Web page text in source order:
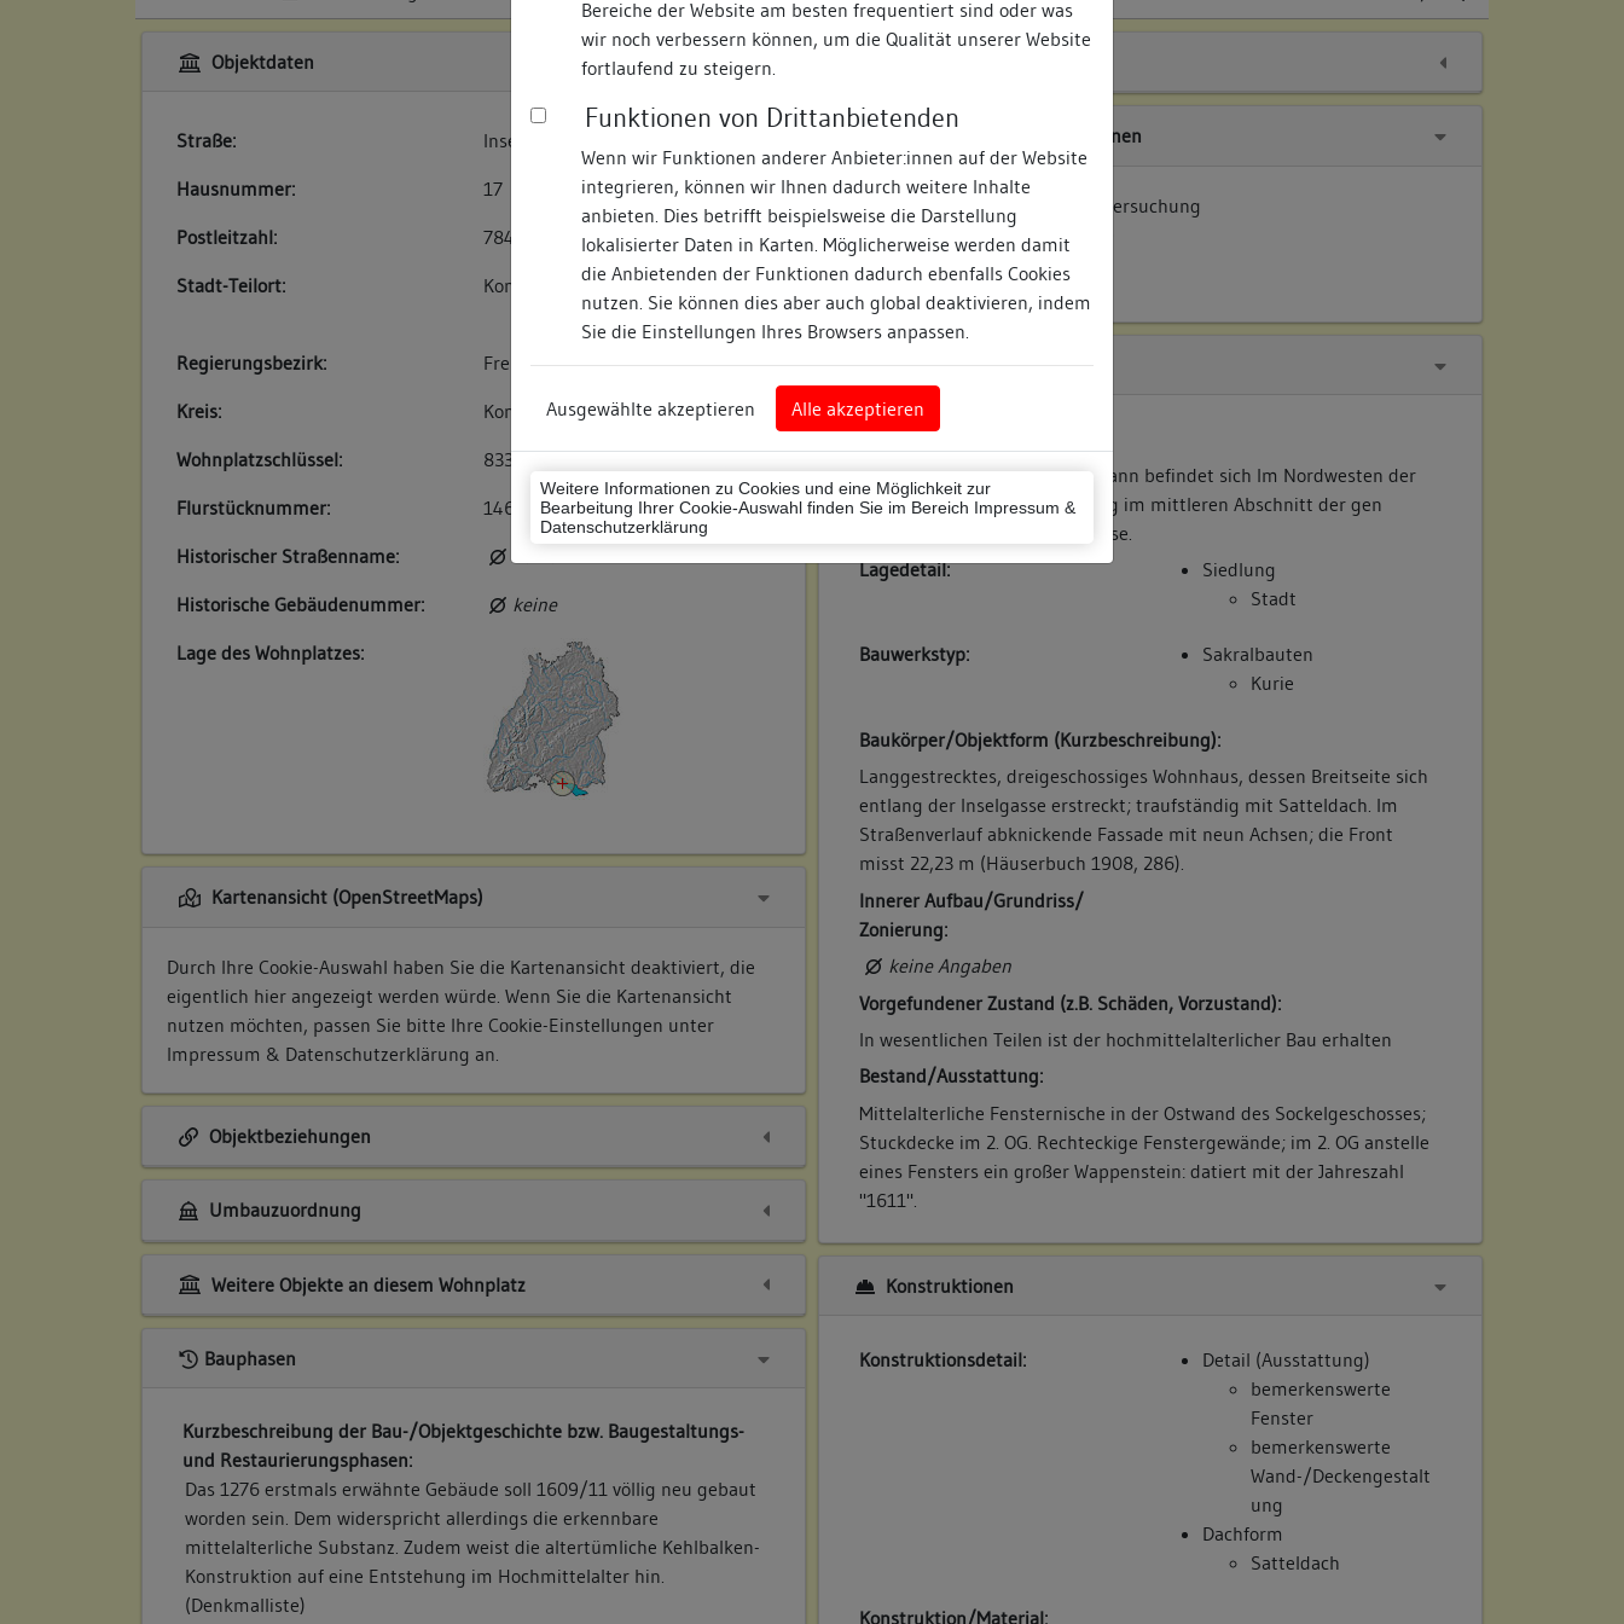
Bereiche der Website am besten frequentiert sind oder was
wir noch verbessern können, um die Qualität unserer Website
fortlaufend zu steigern.
Funktionen von Drittanbietenden
Wenn wir Funktionen anderer Anbieter:innen auf der Website
integrieren, können wir Ihnen dadurch weitere Inhalte
anbieten. Dies betrifft beispielsweise die Darstellung
lokalisierter Daten in Karten. Möglicherweise werden damit
die Anbietenden der Funktionen dadurch ebenfalls Cookies
nutzen. Sie können dies aber auch global deaktivieren, indem
Sie die Einstellungen Ihres Browsers anpassen.
Ausgewählte akzeptieren Alle akzeptieren
Weitere Informationen zu Cookies und eine Möglichkeit zur
Bearbeitung Ihrer Cookie-Auswahl finden Sie im Bereich Impressum &
Datenschutzerklärung
Objektdaten
Straße:
Inselgasse
Hausnummer:
17
Postleitzahl:
78462
Stadt-Teilort:
Konstanz
Regierungsbezirk:
Freiburg
Kreis:
Konstanz (Landkreis)
Wohnplatzschlüssel:
8335043012
Flurstücknummer:
146
Historischer Straßenname:
keiner
Historische Gebäudenummer:
keine
Lage des Wohnplatzes:
Kartenansicht (OpenStreetMaps)
Durch Ihre Cookie-Auswahl haben Sie die Kartenansicht deaktiviert, die
eigentlich hier angezeigt werden würde. Wenn Sie die Kartenansicht
nutzen möchten, passen Sie bitte Ihre Cookie-Einstellungen unter
Impressum & Datenschutzerklärung an.
Objektbeziehungen
Umbauzuordnung
Weitere Objekte an diesem Wohnplatz
Bauphasen
Kurzbeschreibung der Bau-/Objektgeschichte bzw. Baugestaltungs-
und Restaurierungsphasen:
Das 1276 erstmals erwähnte Gebäude soll 1609/11 völlig neu gebaut
worden sein. Dem widerspricht allerdings die erkennbare
mittelalterliche Substanz. Zudem weist die altertümliche Kehlbalken-
Konstruktion auf eine Entstehung im Hochmittelalter hin.
(Denkmalliste)
Zugeordnete Dokumentationen
Dendrochronologische Untersuchung
Literatur-/Archivrecherche
Fotodokumentation
Beschreibung
Umgebung, Lage:
Der ehem. Pfarrhof von St. Johann befindet sich Im Nordwesten der
Altstadt im Bereich Niederburg im mittleren Abschnitt der gen
Westost verlaufenden Inselgasse.
Lagedetail:
Siedlung
Stadt
Bauwerkstyp:
Sakralbauten
Kurie
Baukörper/Objektform (Kurzbeschreibung):
Langgestrecktes, dreigeschossiges Wohnhaus, dessen Breitseite sich
entlang der Inselgasse erstreckt; traufständig mit Satteldach. Im
Straßenverlauf abknickende Fassade mit neun Achsen; die Front
misst 22,23 m (Häuserbuch 1908, 286).
Innerer Aufbau/Grundriss/
Zonierung:
keine Angaben
Vorgefundener Zustand (z.B. Schäden, Vorzustand):
In wesentlichen Teilen ist der hochmittelalterlicher Bau erhalten
Bestand/Ausstattung:
Mittelalterliche Fensternische in der Ostwand des Sockelgeschosses;
Stuckdecke im 2. OG. Rechteckige Fenstergewände; im 2. OG anstelle
eines Fensters ein großer Wappenstein: datiert mit der Jahreszahl
"1611".
Konstruktionen
Konstruktionsdetail:
Detail (Ausstattung)
bemerkenswerte
Fenster
bemerkenswerte
Wand-/Deckengestalt
ung
Dachform
Satteldach
Konstruktion/Material: